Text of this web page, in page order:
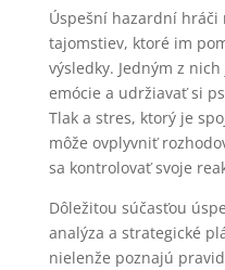
Úspešní hazardní hráči
tajomstiev, ktoré im
výsledky. Jedným z
emócie a udržiavať si
Tlak a stres, ktorý je
môže ovplyvniť
sa kontrolovať svoje
Dôležitou súčasťou
analýza a strategické
nielenže poznajú